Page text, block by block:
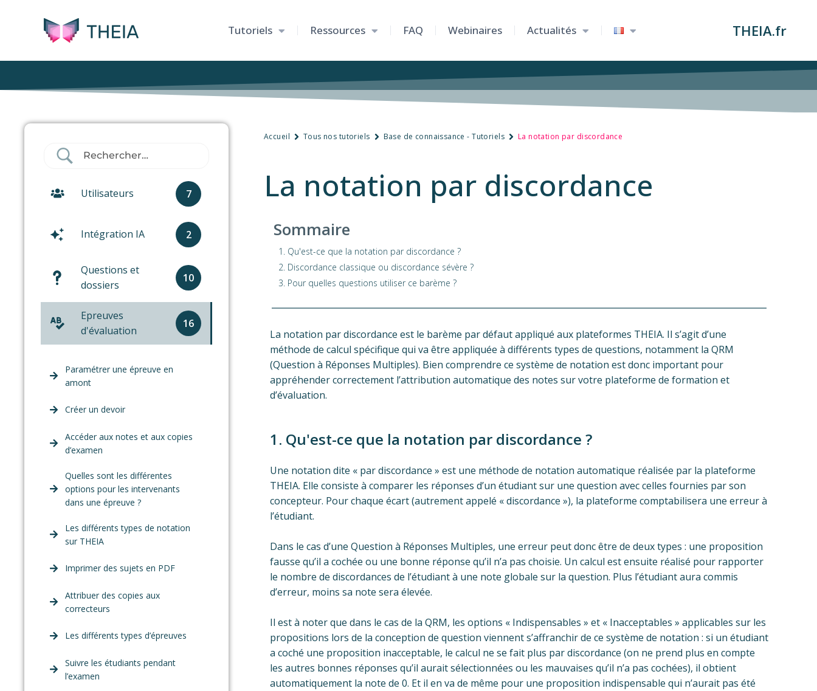
Tutoriels Ressources FAQ Webinaires Actualités THEIA.fr
Utilisateurs 7
Intégration IA 2
Questions et
dossiers
10
Epreuves
d'évaluation
16
Paramétrer une épreuve en
amont
Créer un devoir
Accéder aux notes et aux copies
d’examen
Quelles sont les différentes
options pour les intervenants
dans une épreuve ?
Les différents types de notation
sur THEIA
Imprimer des sujets en PDF
Attribuer des copies aux
correcteurs
Les différents types d’épreuves
Suivre les étudiants pendant
l’examen
Accueil Tous nos tutoriels Base de connaissance - Tutoriels La notation par discordance
La notation par discordance
Sommaire
1. Qu'est-ce que la notation par discordance ?
2. Discordance classique ou discordance sévère ?
3. Pour quelles questions utiliser ce barème ?
La notation par discordance est le barème par défaut appliqué aux plateformes THEIA. Il s’agit d’une
méthode de calcul spécifique qui va être appliquée à différents types de questions, notamment la QRM
(Question à Réponses Multiples). Bien comprendre ce système de notation est donc important pour
appréhender correctement l’attribution automatique des notes sur votre plateforme de formation et
d’évaluation.
1. Qu'est-ce que la notation par discordance ?
Une notation dite « par discordance » est une méthode de notation automatique réalisée par la plateforme
THEIA. Elle consiste à comparer les réponses d’un étudiant sur une question avec celles fournies par son
concepteur. Pour chaque écart (autrement appelé « discordance »), la plateforme comptabilisera une erreur à
l’étudiant.
Dans le cas d’une Question à Réponses Multiples, une erreur peut donc être de deux types : une proposition
fausse qu’il a cochée ou une bonne réponse qu’il n’a pas choisie. Un calcul est ensuite réalisé pour rapporter
le nombre de discordances de l’étudiant à une note globale sur la question. Plus l’étudiant aura commis
d’erreur, moins sa note sera élevée.
Il est à noter que dans le cas de la QRM, les options « Indispensables » et « Inacceptables » applicables sur les
propositions lors de la conception de question viennent s’affranchir de ce système de notation : si un étudiant
a coché une proposition inacceptable, le calcul ne se fait plus par discordance (on ne prend plus en compte
les autres bonnes réponses qu’il aurait sélectionnées ou les mauvaises qu’il n’a pas cochées), il obtient
automatiquement la note de 0. Et il en va de même pour une proposition indispensable qui n’aurait pas été